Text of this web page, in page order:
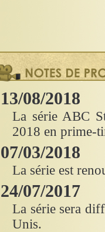
13/08/2018
La série ABC
2018 en prime-
07/03/2018
La série est
24/07/2017
La série sera
Unis.